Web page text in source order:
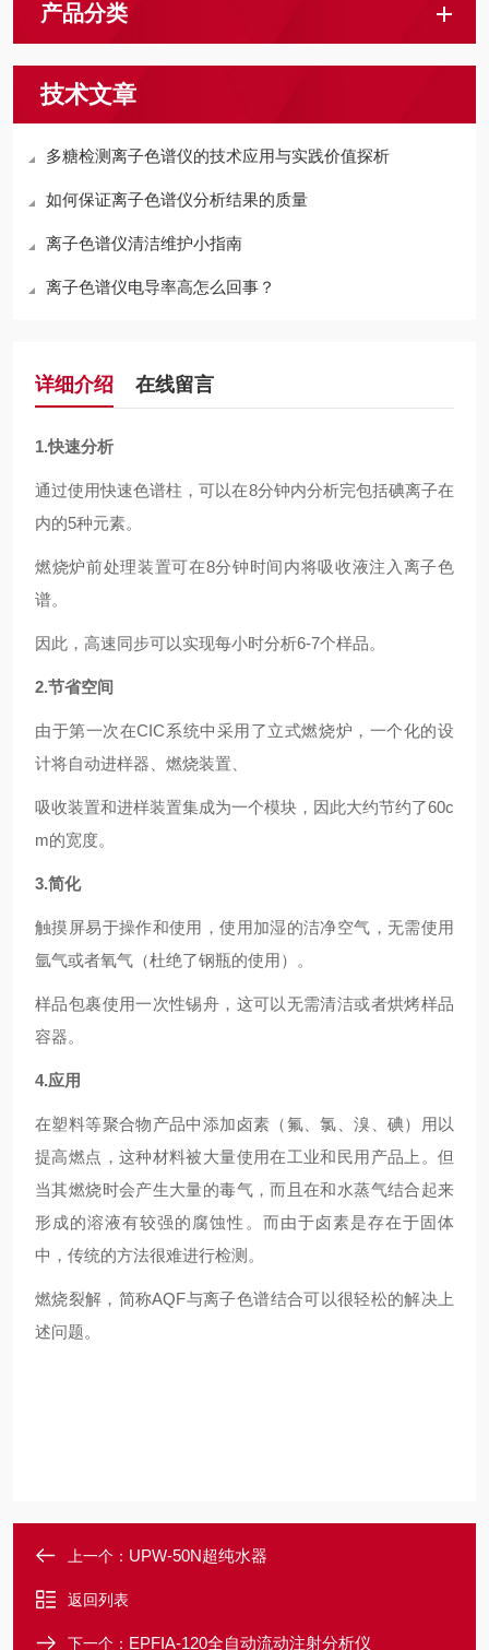
产品分类
技术文章
多糖检测离子色谱仪的技术应用与实践价值探析
如何保证离子色谱仪分析结果的质量
离子色谱仪清洁维护小指南
离子色谱仪电导率高怎么回事？
详细介绍 在线留言
1.快速分析
通过使用快速色谱柱，可以在8分钟内分析完包括碘离子在
内的5种元素。
燃烧炉前处理装置可在8分钟时间内将吸收液注入离子色
谱。
因此，高速同步可以实现每小时分析6-7个样品。
2.节省空间
由于第一次在CIC系统中采用了立式燃烧炉，一个化的设
计将自动进样器、燃烧装置、
吸收装置和进样装置集成为一个模块，因此大约节约了60c
m的宽度。
3.简化
触摸屏易于操作和使用，使用加湿的洁净空气，无需使用
氩气或者氧气（杜绝了钢瓶的使用）。
样品包裹使用一次性锡舟，这可以无需清洁或者烘烤样品
容器。
4.应用
在塑料等聚合物产品中添加卤素（氟、氯、溴、碘）用以
提高燃点，这种材料被大量使用在工业和民用产品上。但
当其燃烧时会产生大量的毒气，而且在和水蒸气结合起来
形成的溶液有较强的腐蚀性。而由于卤素是存在于固体
中，传统的方法很难进行检测。
燃烧裂解，简称AQF与离子色谱结合可以很轻松的解决上
述问题。
上一个： UPW-50N超纯水器
返回列表
下一个： EPFIA-120全自动流动注射分析仪